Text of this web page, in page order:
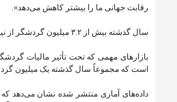
رقابت جهانی ما را بیشتر کاهش می‌دهد».
سال گذشته بیش از ۳.۲ میلیون گردشگر از نیوزلند بازدید کردند که ۱.۳ میلیون نفر استرالیایی بودند.
بازارهای مهمی که تحت تأثیر مالیات
است که مجموعاً سال گذشته یک میلیون